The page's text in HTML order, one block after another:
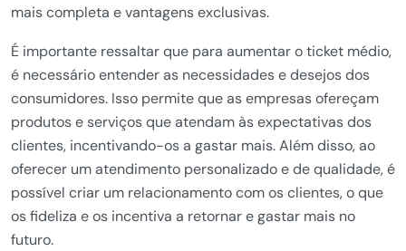
mais completa e vantagens exclusivas.
É importante ressaltar que para aumentar o ticket médio,
é necessário entender as necessidades e desejos dos
consumidores. Isso permite que as empresas ofereçam
produtos e serviços que atendam às expectativas dos
clientes, incentivando-os a gastar mais. Além disso, ao
oferecer um atendimento personalizado e de qualidade, é
possível criar um relacionamento com os clientes, o que
os fideliza e os incentiva a retornar e gastar mais no
futuro.